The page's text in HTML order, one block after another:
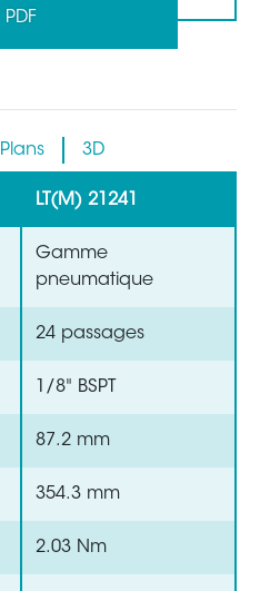
PDF
Plans 3D
LT(M) 21241
Gamme
pneumatique
24 passages
1/8" BSPT
87.2 mm
354.3 mm
2.03 Nm